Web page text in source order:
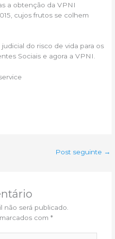
a obtenção da VPNI
cujos frutos se colhem
do risco de vida para os
Sociais e agora a VPNI.
Post seguinte →
será publicado.
com *